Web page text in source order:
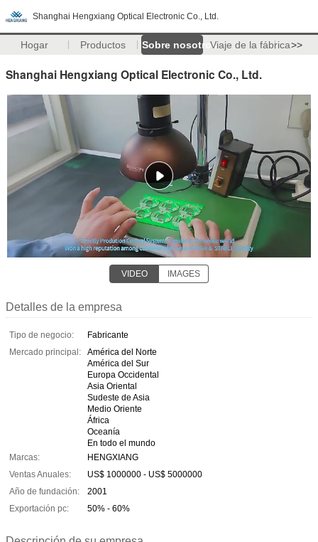
Shanghai Hengxiang Optical Electronic Co., Ltd.
Hogar Productos Sobre nosotrosViaje de la fábrica>>
Shanghai Hengxiang Optical Electronic Co., Ltd.
VIDEO IMAGES
Detalles de la empresa
Tipo de negocio:
Fabricante
Mercado principal:
América del Norte
América del Sur
Europa Occidental
Asia Oriental
Sudeste de Asia
Medio Oriente
África
Oceanía
En todo el mundo
Marcas:
HENGXIANG
Ventas Anuales:
US$ 1000000 - US$ 5000000
Año de fundación:
2001
Exportación pc:
50% - 60%